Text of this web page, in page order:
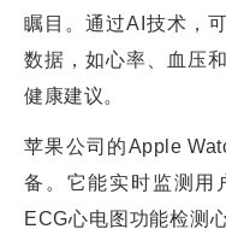
瞩目。通过AI技术，
数据，如心率、血压
健康建议。
苹果公司的Apple
备。它能实时监测用
ECG心电图功能检测